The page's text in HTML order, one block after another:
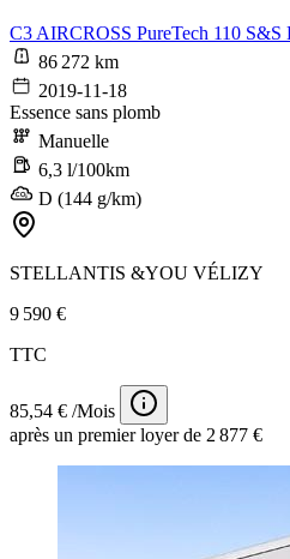
C3 AIRCROSS PureTech 110
86 272 km
2019-11-18
Essence sans plomb
Manuelle
6,3 l/100km
D (144 g/km)
STELLANTIS &YOU VÉLIZY
9 590 €
TTC
85,54 € /Mois
après un premier loyer de 2 877 €